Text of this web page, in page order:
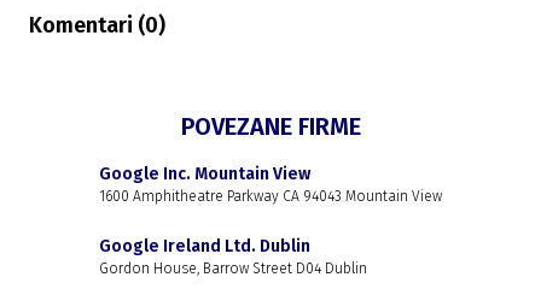
Komentari (0)
POVEZANE FIRME
Google Inc. Mountain View
1600 Amphitheatre Parkway CA 94043 Mountain View
Google Ireland Ltd. Dublin
Gordon House, Barrow Street D04 Dublin